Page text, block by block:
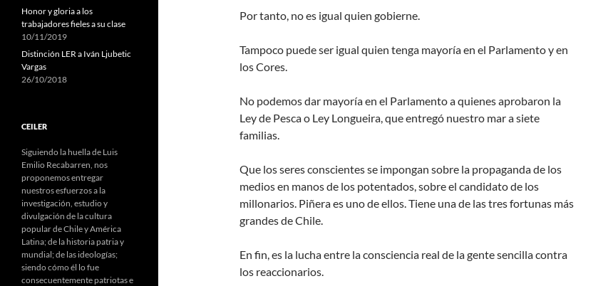
Por tanto, no es igual quien gobierne.
Tampoco puede ser igual quien tenga mayoría en el Parlamento y en
los Cores.
No podemos dar mayoría en el Parlamento a quienes aprobaron la
Ley de Pesca o Ley Longueira, que entregó nuestro mar a siete
familias.
Que los seres conscientes se impongan sobre la propaganda de los
medios en manos de los potentados, sobre el candidato de los
millonarios. Piñera es uno de ellos. Tiene una de las tres fortunas más
grandes de Chile.
En fin, es la lucha entre la consciencia real de la gente sencilla contra
los reaccionarios.
Honor y gloria a los
trabajadores fieles a su clase
10/11/2019
Distinción LER a Iván Ljubetic
Vargas
26/10/2018
CEILER
Siguiendo la huella de Luis
Emilio Recabarren, nos
proponemos entregar
nuestros esfuerzos a la
investigación, estudio y
divulgación de la cultura
popular de Chile y América
Latina; de la historia patria y
mundial; de las ideologías;
siendo cómo él lo fue
consecuentemente patriotas e